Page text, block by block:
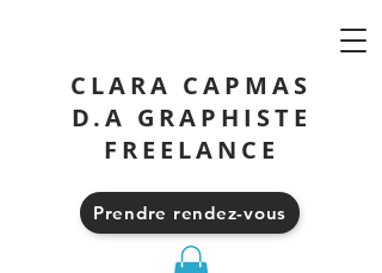
Prendre rendez-vous
CLARA CAPMAS
D.A GRAPHISTE
FREELANCE